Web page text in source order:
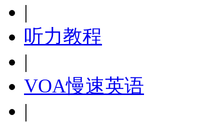
|
听力教程
|
VOA慢速英语
|